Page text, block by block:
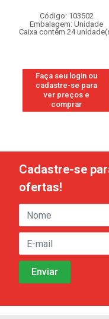
Código: 103502
Embalagem: Unidade
Caixa contém 24
Faça seu login ou
cadastre-se para
ver preços e
comprar
Cadastre-se
ofertas!